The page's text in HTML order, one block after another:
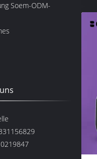
Soem-ODM-